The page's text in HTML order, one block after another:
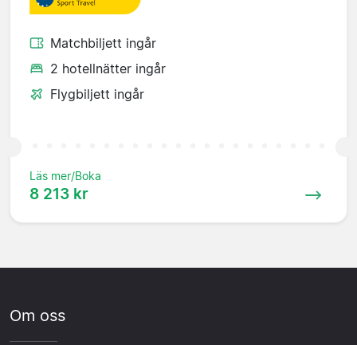
Matchbiljett ingår
2 hotellnätter ingår
Flygbiljett ingår
Läs mer/Boka
8 213 kr
Om oss